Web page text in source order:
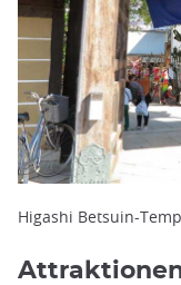
Higashi Betsuin-